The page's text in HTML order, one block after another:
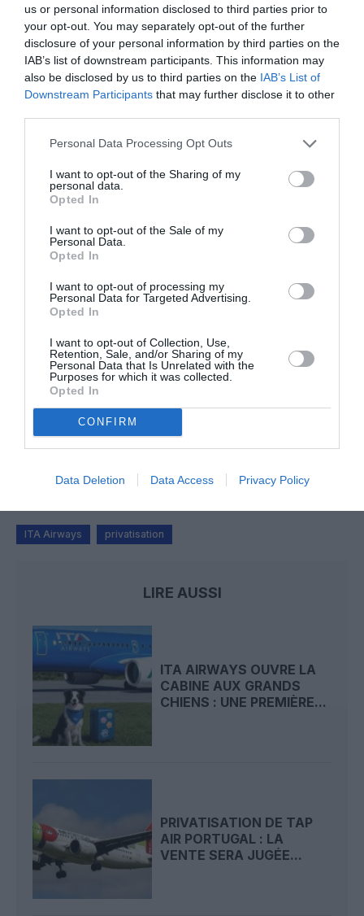
us or personal information disclosed to third parties prior to
your opt-out. You may separately opt-out of the further
disclosure of your personal information by third parties on the
IAB’s list of downstream participants. This information may
also be disclosed by us to third parties on the IAB’s List of
Downstream Participants that may further disclose it to other
Personal Data Processing Opt Outs
I want to opt-out of the Sharing of my
personal data.
Opted In
I want to opt-out of the Sale of my
Personal Data.
Opted In
I want to opt-out of processing my
Personal Data for Targeted Advertising.
Opted In
I want to opt-out of Collection, Use,
Retention, Sale, and/or Sharing of my
Personal Data that Is Unrelated with the
Purposes for which it was collected.
Opted In
CONFIRM
Data Deletion Data Access Privacy Policy
Appel aux lecteurs !
Soutenez Air Journal participezà son
développement !
Pyramides, croisières et mer Rouge : l’Égypte mise sur
une saison record malgré le contexte géopolitique
TFFRYYZa commenté l'article :
Pointe‑à‑Pitre – Panama City : Air France ouvre un pont
ITA Airways privatisation
LIRE AUSSI
ITA AIRWAYS OUVRE LA
CABINE AUX GRANDS
CHIENS : UNE PREMIÈRE...
PRIVATISATION DE TAP
AIR PORTUGAL : LA
VENTE SERA JUGÉE...